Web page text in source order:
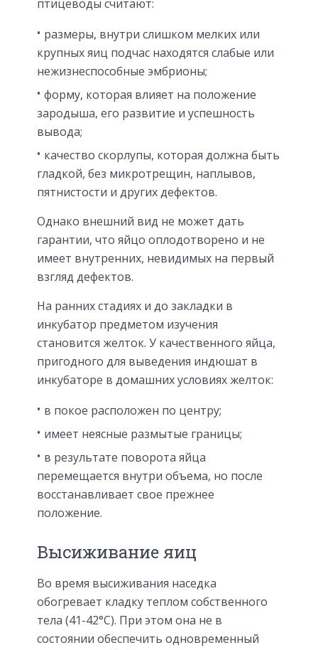
птицеводы считают:
размеры, внутри слишком мелких или
крупных яиц подчас находятся слабые или
нежизнеспособные эмбрионы;
форму, которая влияет на положение
зародыша, его развитие и успешность
вывода;
качество скорлупы, которая должна быть
гладкой, без микротрещин, наплывов,
пятнистости и других дефектов.
Однако внешний вид не может дать
гарантии, что яйцо оплодотворено и не
имеет внутренних, невидимых на первый
взгляд дефектов.
На ранних стадиях и до закладки в
инкубатор предметом изучения
становится желток. У качественного яйца,
пригодного для выведения индюшат в
инкубаторе в домашних условиях желток:
в покое расположен по центру;
имеет неясные размытые границы;
в результате поворота яйца
перемещается внутри объема, но после
восстанавливает свое прежнее
положение.
Высиживание яиц
Во время высиживания наседка
обогревает кладку теплом собственного
тела (41-42°C). При этом она не в
состоянии обеспечить одновременный